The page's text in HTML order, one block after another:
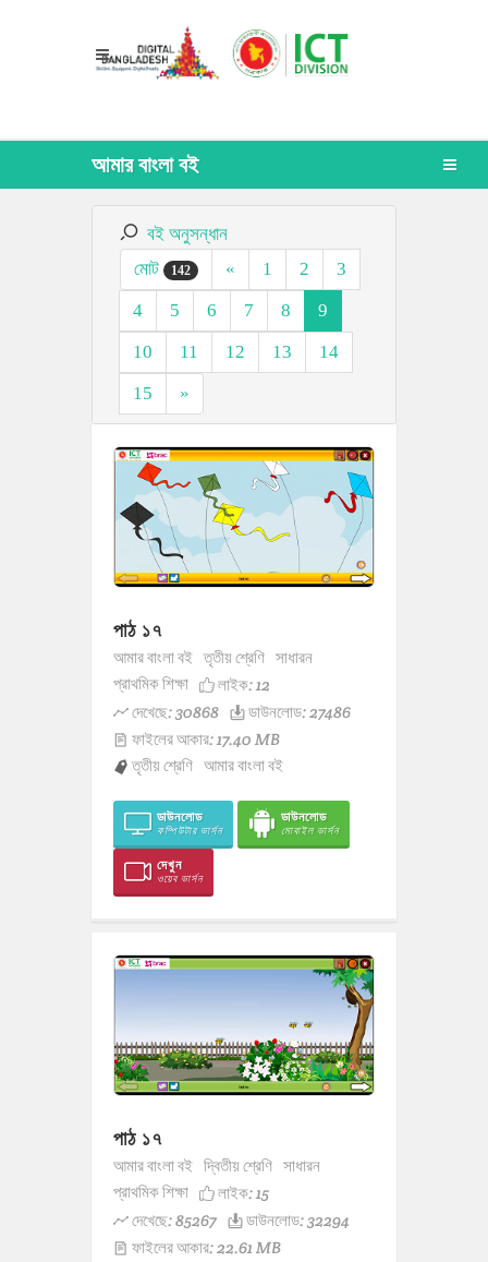
আমার বাংলা বই
বই অনুসন্ধান
মোট
142 « 1 2
3
4
5 6 7 8
9
10
11 12 13
14
15
»
পাঠ ১৭
আমার বাংলা বই তৃতীয় শ্রেণি সাধারন
প্রাথমিক শিক্ষা
লাইক:12
দেখেছে: 30868
ডাউনলোড: 27486
ফাইলের আকার: 17.40 MB
তৃতীয় শ্রেণি আমার বাংলা বই
ডাউনলোড
কম্পিউটার ভার্সন
ডাউনলোড
মোবাইল ভার্সন
দেখুন
ওয়েব ভার্সন
পাঠ ১৭
আমার বাংলা বই দ্বিতীয় শ্রেণি সাধারন
প্রাথমিক শিক্ষা
লাইক:15
দেখেছে: 85267
ডাউনলোড: 32294
ফাইলের আকার: 22.61 MB